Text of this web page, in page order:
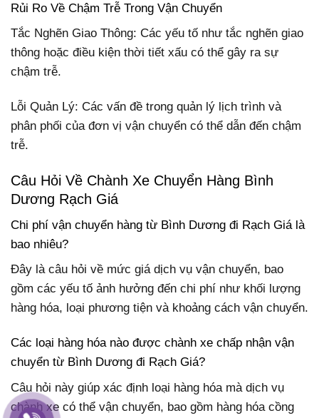
Rủi Ro Về Chậm Trễ Trong Vận Chuyển
Tắc Nghẽn Giao Thông: Các yếu tố như tắc nghẽn giao
thông hoặc điều kiện thời tiết xấu có thể gây ra sự
chậm trễ.
Lỗi Quản Lý: Các vấn đề trong quản lý lịch trình và
phân phối của đơn vị vận chuyển có thể dẫn đến chậm
trễ.
Câu Hỏi Về Chành Xe Chuyển Hàng Bình
Dương Rạch Giá
Chi phí vận chuyển hàng từ Bình Dương đi Rạch Giá là
bao nhiêu?
Đây là câu hỏi về mức giá dịch vụ vận chuyển, bao
gồm các yếu tố ảnh hưởng đến chi phí như khối lượng
hàng hóa, loại phương tiện và khoảng cách vận chuyển.
Các loại hàng hóa nào được chành xe chấp nhận vận
chuyển từ Bình Dương đi Rạch Giá?
Câu hỏi này giúp xác định loại hàng hóa mà dịch vụ
chành xe có thể vận chuyển, bao gồm hàng hóa cồng